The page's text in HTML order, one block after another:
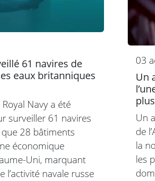
61 navires de
eaux britanniques
Navy a été
surveiller 61 navires
28 bâtiments
économique
Uni, marquant
l’activité navale russe
03
Un
Un
de
la
les